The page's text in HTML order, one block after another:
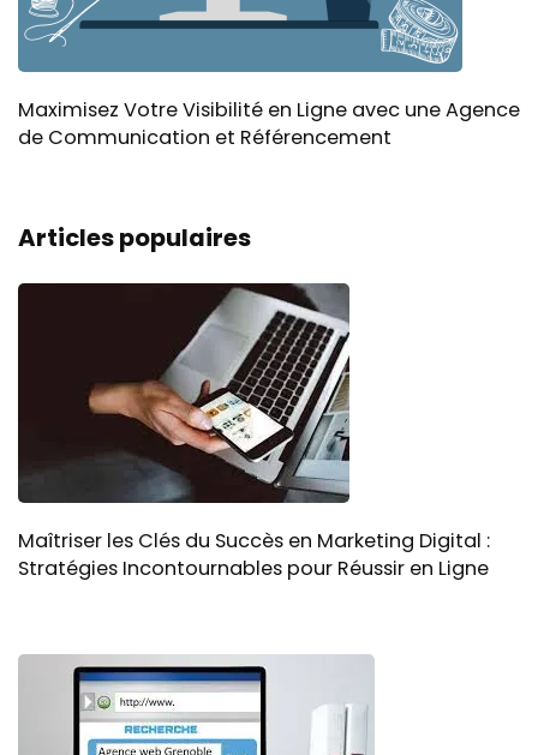
Maximisez Votre Visibilité en Ligne avec une Agence
de Communication et Référencement
Articles populaires
Maîtriser les Clés du Succès en Marketing Digital :
Stratégies Incontournables pour Réussir en Ligne